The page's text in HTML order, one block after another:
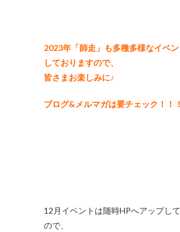
2023年「師走」も多種多様なイベ
しておりますので、
皆さまお楽しみに♪
ブログ&メルマガは要チェック！！！
12月イベントは随時HPへアップし
ので、